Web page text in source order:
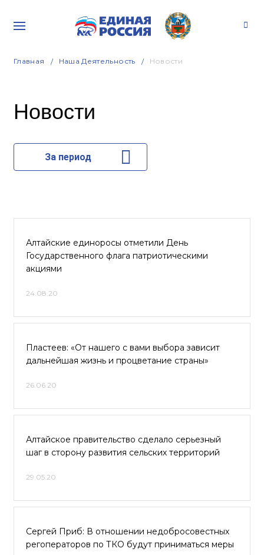
Главная Наша Деятельность Новости
Новости
За период
Алтайские единоросы отметили День
Государственного флага патриотическими
акциями
24.08.20
Пластеев: «От нашего с вами выбора зависит
дальнейшая жизнь и процветание страны»
26.06.20
Алтайское правительство сделало серьезный
шаг в сторону развития сельских территорий
29.05.20
Сергей Приб: В отношении недобросовестных
регоператоров по ТКО будут приниматься меры